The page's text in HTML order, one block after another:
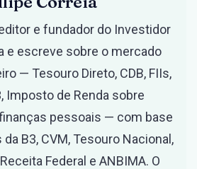
e fundador do Investidor
e escreve sobre o mercado
— Tesouro Direto, CDB, FIIs,
Imposto de Renda sobre
pessoais — com base
B3, CVM, Tesouro Nacional,
Federal e ANBIMA. O